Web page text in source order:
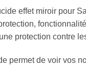
effet miroir pour
protection contre
permet de voir vos